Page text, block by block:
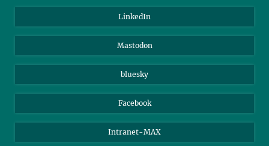
Beutenberg Campus e.V.
LinkedIn
Mastodon
bluesky
Facebook
Intranet-MAX